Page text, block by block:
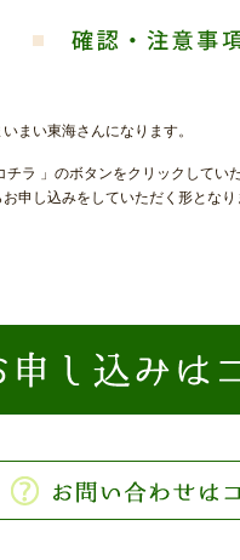
まい東海さんになります。
チラ 」のボタンをクリックしてい
申し込みをしていただく形となり